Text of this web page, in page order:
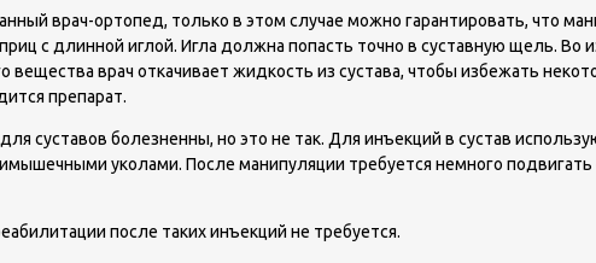
врач-ортопед, только в этом случае можно гарантировать, что
с длинной иглой. Игла должна попасть точно в суставную щель. Во
врач откачивает жидкость из сустава, чтобы избежать
препарат.
суставов болезненны, но это не так. Для инъекций в сустав
уколами. После манипуляции требуется немного
после таких инъекций не требуется.